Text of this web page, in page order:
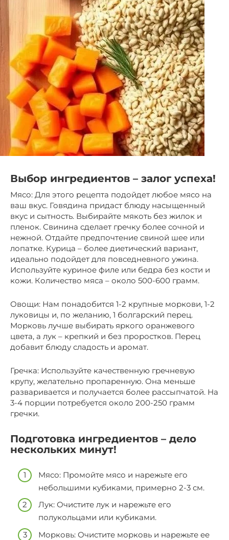
Выбор ингредиентов – залог успеха!
Мясо: Для этого рецепта подойдет любое мясо на
ваш вкус. Говядина придаст блюду насыщенный
вкус и сытность. Выбирайте мякоть без жилок и
пленок. Свинина сделает гречку более сочной и
нежной. Отдайте предпочтение свиной шее или
лопатке. Курица – более диетический вариант,
идеально подойдет для повседневного ужина.
Используйте куриное филе или бедра без кости и
кожи. Количество мяса – около 500-600 грамм.
Овощи: Нам понадобится 1-2 крупные моркови, 1-2
луковицы и, по желанию, 1 болгарский перец.
Морковь лучше выбирать яркого оранжевого
цвета, а лук – крепкий и без проростков. Перец
добавит блюду сладость и аромат.
Гречка: Используйте качественную гречневую
крупу, желательно пропаренную. Она меньше
разваривается и получается более рассыпчатой. На
3-4 порции потребуется около 200-250 грамм
гречки.
Подготовка ингредиентов – дело
нескольких минут!
Мясо: Промойте мясо и нарежьте его
небольшими кубиками, примерно 2-3 см.
Лук: Очистите лук и нарежьте его
полукольцами или кубиками.
Морковь: Очистите морковь и нарежьте ее